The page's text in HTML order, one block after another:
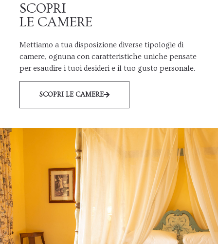
SCOPRI
LE CAMERE
Mettiamo a tua disposizione diverse tipologie di
camere, ognuna con caratteristiche uniche pensate
per esaudire i tuoi desideri e il tuo gusto personale.
SCOPRI LE CAMERE